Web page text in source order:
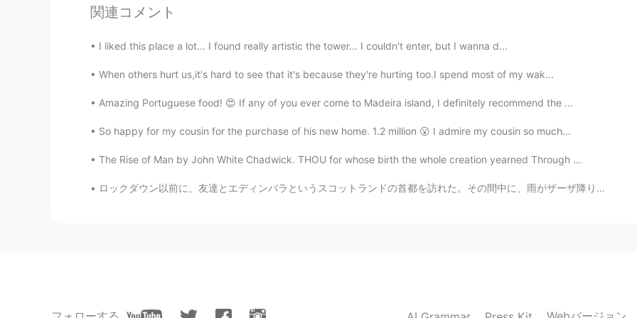
ジェッサ民
たぶん、彼は彼の毛皮を私が着てたと思いました。
ジェッサ民
EN PH TL JP
@Ely Taka
直してくらていつもありがとうございます！ 辞書で「Polar vortex」を調べまし
た。❄️🥶
関連コメント
I liked this place a lot... I found really artistic the tower... I couldn't enter, but I wanna d...
When others hurt us,it's hard to see that it's because they're hurting too.I spend most of my wak...
Amazing Portuguese food! 😍 If any of you ever come to Madeira island, I definitely recommend the ...
So happy for my cousin for the purchase of his new home. 1.2 million 😮 I admire my cousin so much...
The Rise of Man by John White Chadwick. THOU for whose birth the whole creation yearned Through ...
ロックダウン以前に、友達とエディンバラというスコットランドの首都を訪れた。その間中に、雨がザーザ降りて、ビデオを撮るのは大変だけど、少なくとも素敵な写真が撮れて、よかった。 エディンバラに行っ...